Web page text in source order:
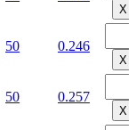
Х
50 0.246
Х
50 0.257
Х